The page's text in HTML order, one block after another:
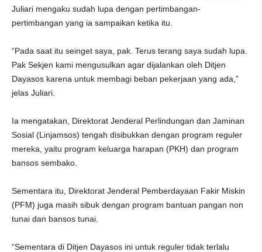
Juliari mengaku sudah lupa dengan pertimbangan-
pertimbangan yang ia sampaikan ketika itu.
“Pada saat itu seinget saya, pak. Terus terang saya sudah lupa.
Pak Sekjen kami mengusulkan agar dijalankan oleh Ditjen
Dayasos karena untuk membagi beban pekerjaan yang ada,”
jelas Juliari.
Ia mengatakan, Direktorat Jenderal Perlindungan dan Jaminan
Sosial (Linjamsos) tengah disibukkan dengan program reguler
mereka, yaitu program keluarga harapan (PKH) dan program
bansos sembako.
Sementara itu, Direktorat Jenderal Pemberdayaan Fakir Miskin
(PFM) juga masih sibuk dengan program bantuan pangan non
tunai dan bansos tunai.
“Sementara di Ditjen Dayasos ini untuk reguler tidak terlalu